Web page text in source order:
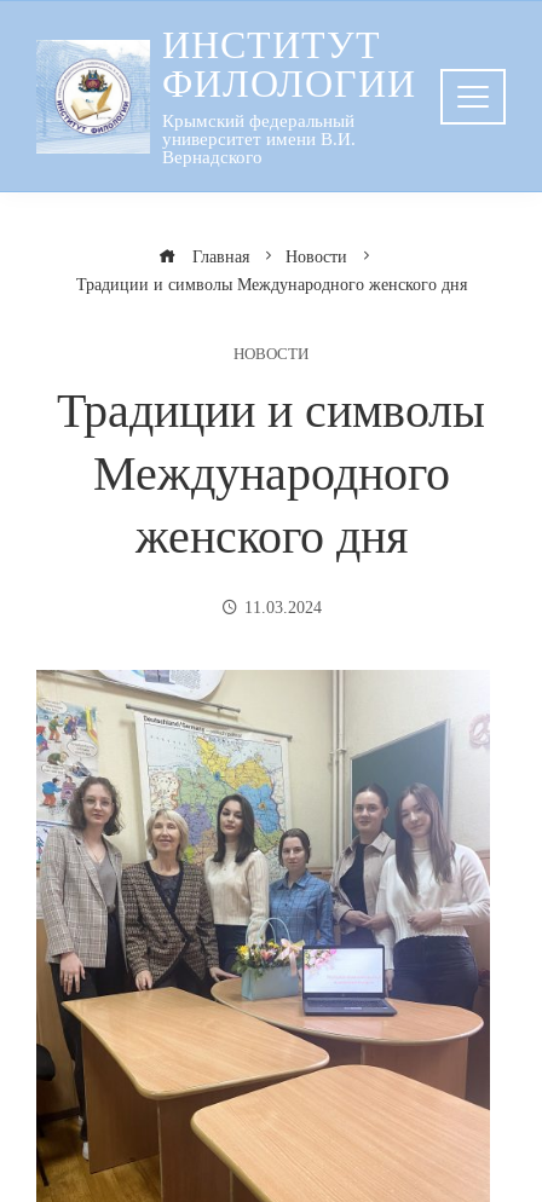
содержанию
ИНСТИТУТ
ФИЛОЛОГИИ
Крымский федеральный
университет имени В.И.
Вернадского
Главная
Новости
Традиции и символы Международного женского дня
НОВОСТИ
Традиции и символы
Международного
женского дня
11.03.2024